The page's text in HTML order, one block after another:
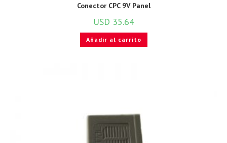
Conector CPC 9V Panel
USD 35.64
Añadir al carrito